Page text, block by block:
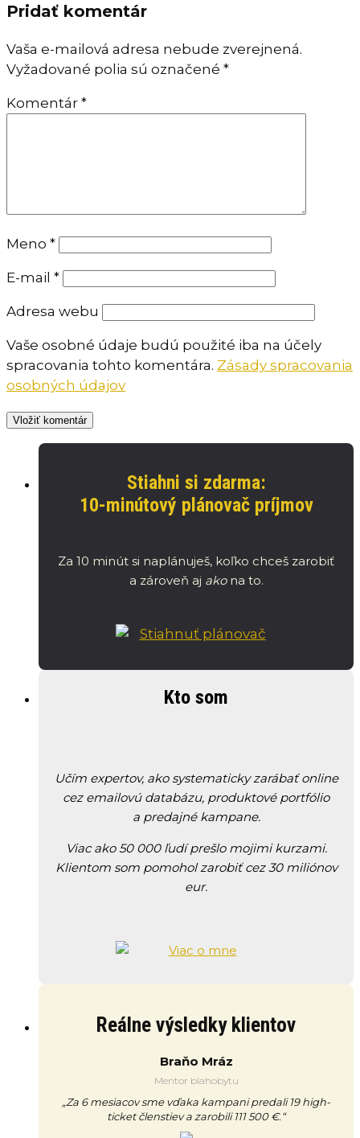
Pridať komentár
Vaša e-mailová adresa nebude zverejnená.
Vyžadované polia sú označené *
Komentár *
Meno *
E-mail *
Adresa webu
Vaše osobné údaje budú použité iba na účely
spracovania tohto komentára. Zásady spracovania
osobných údajov
Stiahni si zdarma:
10-minútový plánovač príjmov
Za 10 minút si naplánuješ, koľko chceš zarobiť
a zároveň aj ako na to.
Kto som
Učím expertov, ako systematicky zarábať online
cez emailovú databázu, produktové portfólio
a predajné kampane.
Viac ako 50 000 ľudí prešlo mojimi kurzami.
Klientom som pomohol zarobiť cez 30 miliónov
eur.
Reálne výsledky klientov
Braňo Mráz
Mentor blahobytu
„Za 6 mesiacov sme vďaka kampani predali 19 high-
ticket členstiev a zarobili 111 500 €.“